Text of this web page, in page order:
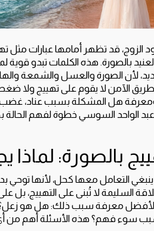
الزوج، قد تظهر أمامها عبارات مثل
بالصورة. هذه الكلمات تبدو
لأن الصورة والعسل والشمعة
الآمن لا يقوم على تهييج ولا
هل المشكلة بسبب عناد، غضب،
الواحد السوسي خطوة لفهم
بالصورة: لماذا
التعامل معها كحل، لأنها توحي
السليمة لا تُبنى على التهييج، بل
فالأفضل معرفة سبب ذلك: هل هو
سوء فهم؟ هذه الأسئلة أهم من أي